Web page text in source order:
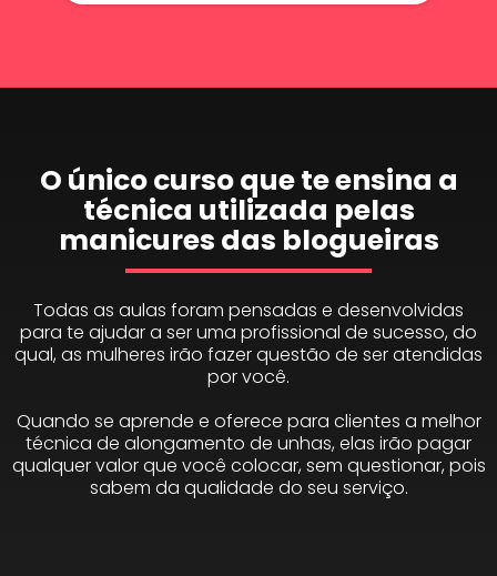
O único curso que te ensina a
técnica utilizada pelas
manicures das blogueiras
Todas as aulas foram pensadas e desenvolvidas
para te ajudar a ser uma profissional de sucesso, do
qual, as mulheres irão fazer questão de ser atendidas
por você.
Quando se aprende e oferece para clientes a melhor
técnica de alongamento de unhas, elas irão pagar
qualquer valor que você colocar, sem questionar, pois
sabem da qualidade do seu serviço.